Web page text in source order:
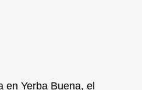
en Yerba Buena, el